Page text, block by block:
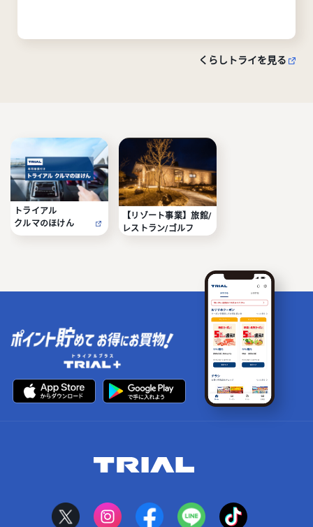
くらしトライを見る
トライアル
クルマのほけん
【リゾート事業】旅館/
レストラン/ゴルフ